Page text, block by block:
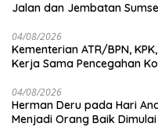
Jalan dan Jembatan
04/08/2026
Kementerian ATR/BPN,
Kerja Sama Pencegahan
04/08/2026
Herman Deru pada Hari
Menjadi Orang Baik